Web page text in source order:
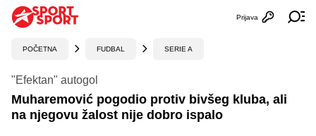
Otvori
Prijava
POČETNA FUDBAL SERIE A
"Efektan" autogol
Muharemović pogodio protiv bivšeg kluba, ali
na njegovu žalost nije dobro ispalo